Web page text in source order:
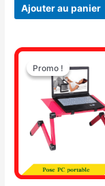
Ajouter au panier
Promo !
Promo !
Le
prix
initial
était :
26.000